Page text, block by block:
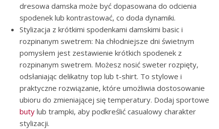
dresowa damska może być dopasowana do odcienia
spodenek lub kontrastować, co doda dynamiki.
Stylizacja z krótkimi spodenkami damskimi basic i
rozpinanym swetrem: Na chłodniejsze dni świetnym
pomysłem jest zestawienie krótkich spodenek z
rozpinanym swetrem. Możesz nosić sweter rozpięty,
odsłaniając delikatny top lub t-shirt. To stylowe i
praktyczne rozwiązanie, które umożliwia dostosowanie
ubioru do zmieniającej się temperatury. Dodaj sportowe
buty lub trampki, aby podkreślić casualowy charakter
stylizacji.